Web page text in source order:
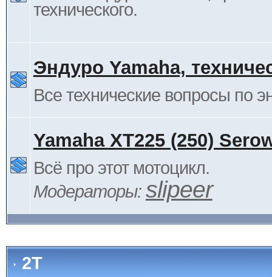
технического.
Эндуро Yamaha,
Все технические вопросы по
Yamaha XT225 (250)
Всё про этот мотоцикл.
Модераторы: slipeer
2Т